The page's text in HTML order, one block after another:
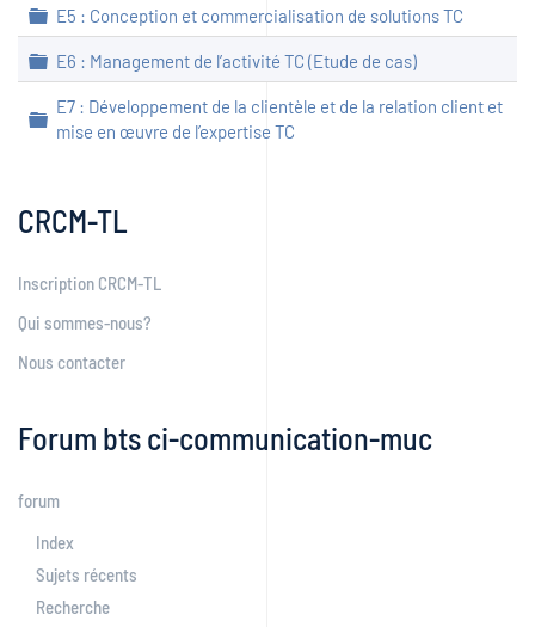
Dossier
E5 : Conception et commercialisation de solutions TC
Dossier
E6 : Management de l’activité TC (Etude de cas)
Dossier
E7 : Développement de la clientèle et de la relation client et
mise en œuvre de l’expertise TC
CRCM-TL
Inscription CRCM-TL
Qui sommes-nous?
Nous contacter
Forum bts ci-communication-muc
forum
Index
Sujets récents
Recherche